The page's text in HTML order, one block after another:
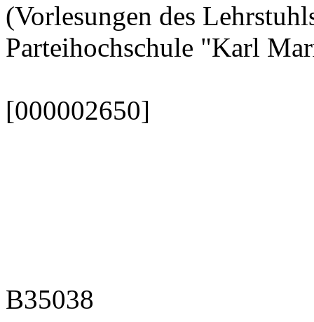
(Vorlesungen des
Parteihochschule "Karl
[000002650]
B35038